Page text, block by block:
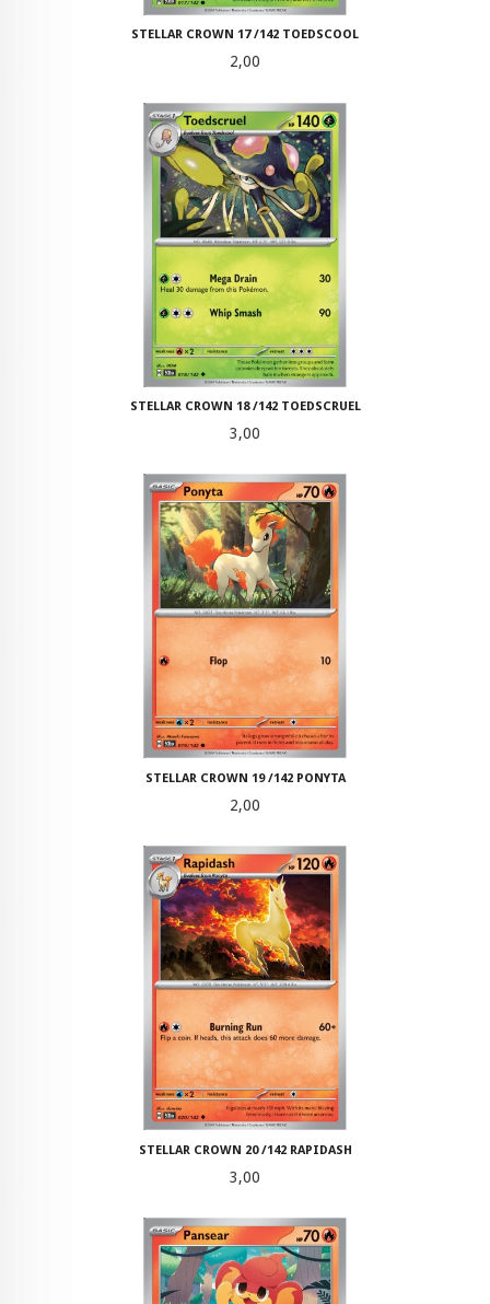
STELLAR CROWN 17 /142 TOEDSCOOL
Pris
2,00
STELLAR CROWN 18 /142 TOEDSCRUEL
Pris
3,00
STELLAR CROWN 19 /142 PONYTA
Pris
2,00
STELLAR CROWN 20 /142 RAPIDASH
Pris
3,00